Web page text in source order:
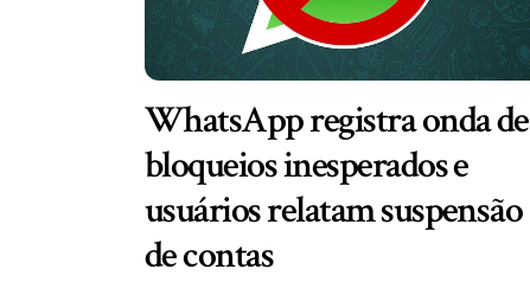
WhatsApp registra onda de
bloqueios inesperados e
usuários relatam suspensão
de contas